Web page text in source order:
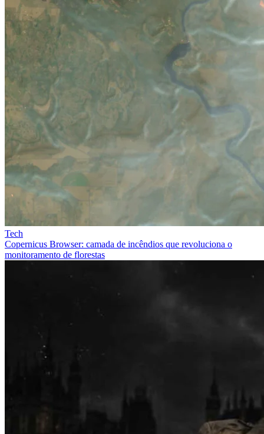
Tech
Copernicus Browser: camada de incêndios que revoluciona o
monitoramento de florestas